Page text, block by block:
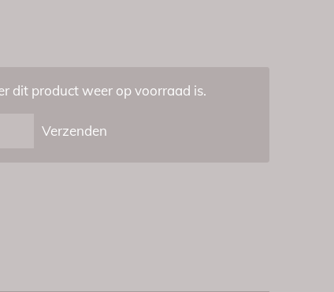
dit product weer op voorraad is.
Verzenden